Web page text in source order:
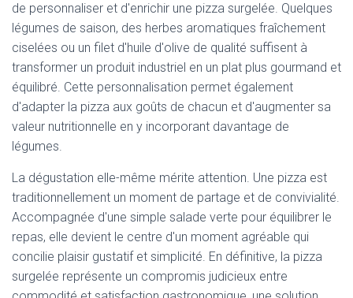
de personnaliser et d'enrichir une pizza surgelée. Quelques
légumes de saison, des herbes aromatiques fraîchement
ciselées ou un filet d'huile d'olive de qualité suffisent à
transformer un produit industriel en un plat plus gourmand et
équilibré. Cette personnalisation permet également
d'adapter la pizza aux goûts de chacun et d'augmenter sa
valeur nutritionnelle en y incorporant davantage de
légumes.
La dégustation elle-même mérite attention. Une pizza est
traditionnellement un moment de partage et de convivialité.
Accompagnée d'une simple salade verte pour équilibrer le
repas, elle devient le centre d'un moment agréable qui
concilie plaisir gustatif et simplicité. En définitive, la pizza
surgelée représente un compromis judicieux entre